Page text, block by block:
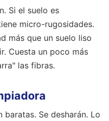
Si el suelo es
micro-rugosidades.
más que un suelo liso
Cuesta un poco más
las fibras.
Se desharán. Lo